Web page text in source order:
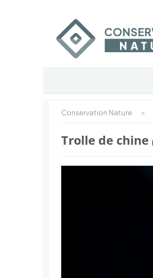
Conservation Nature >
Trolle de chine